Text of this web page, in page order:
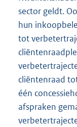
sector geldt.
hun
tot
cliëntenraad
één
afspraken